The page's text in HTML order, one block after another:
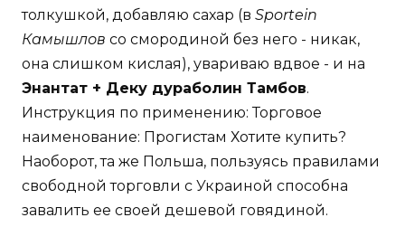
толкушкой, добавляю сахар (в Sportein
Камышлов со смородиной без него - никак,
она слишком кислая), увариваю вдвое - и на
Энантат + Деку дураболин Тамбов.
Инструкция по применению: Торговое
наименование: Прогистам Хотите купить?
Наоборот, та же Польша, пользуясь правилами
свободной торговли с Украиной способна
завалить ее своей дешевой говядиной.